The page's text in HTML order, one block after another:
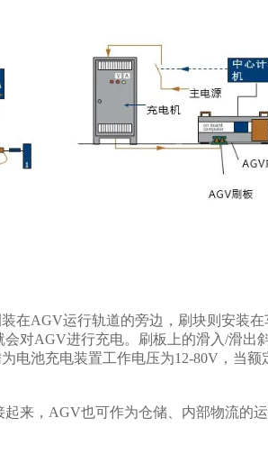
在AGV运行轨道的旁边，刷块则安装
对AGV进行充电。刷板上的滑入/滑出
电池充电装置工作电压为12-80V，当额
来，AGV也可作为仓储、内部物流的